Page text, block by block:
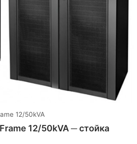
12/50kVA
12/50kVA ─ стойка